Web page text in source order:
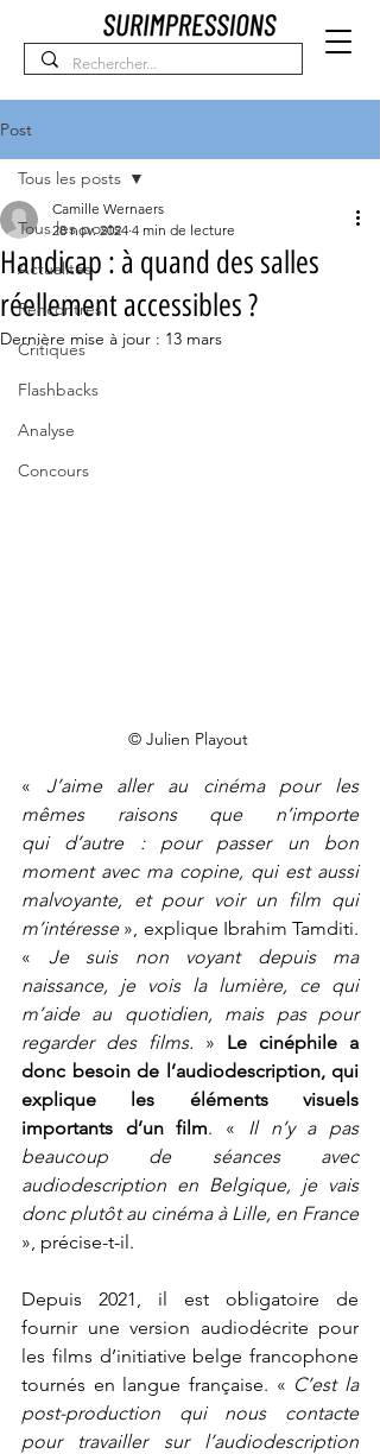
Post
Tous les posts
Actualités
Rencontres
Critiques
Flashbacks
Analyse
Concours
Tous les posts
Handicap : à quand des salles
réellement accessibles ?
Camille Wernaers
28 nov. 2024 4 min de lecture
Dernière mise à jour : 13 mars
© Julien Playout
« J’aime aller au cinéma pour les
mêmes raisons que n’importe
qui d’autre : pour passer un bon
moment avec ma copine, qui est aussi
malvoyante, et pour voir un film qui
m’intéresse », explique Ibrahim Tamditi.
« Je suis non voyant depuis ma
naissance, je vois la lumière, ce qui
m’aide au quotidien, mais pas pour
regarder des films. » Le cinéphile a
donc besoin de l’audiodescription, qui
explique les éléments visuels
importants d’un film. « Il n’y a pas
beaucoup de séances avec
audiodescription en Belgique, je vais
donc plutôt au cinéma à Lille, en France
», précise-t-il.
Depuis 2021, il est obligatoire de
fournir une version audiodécrite pour
les films d’initiative belge francophone
tournés en langue française. « C’est la
post-production qui nous contacte
pour travailler sur l’audiodescription